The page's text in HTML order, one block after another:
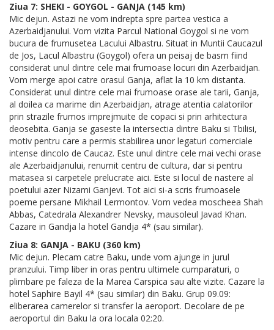
Ziua 7: SHEKI - GOYGOL - GANJA (145 km)
Mic dejun. Astazi ne vom indrepta spre partea vestica a
Azerbaidjanului. Vom vizita Parcul National Goygol si ne vom
bucura de frumusetea Lacului Albastru. Situat in Muntii Caucazul
de Jos, Lacul Albastru (Goygol) ofera un peisaj de basm fiind
considerat unul dintre cele mai frumoase locuri din Azerbaidjan.
Vom merge apoi catre orasul Ganja, aflat la 10 km distanta.
Considerat unul dintre cele mai frumoase orase ale tarii, Ganja,
al doilea ca marime din Azerbaidjan, atrage atentia calatorilor
prin strazile frumos imprejmuite de copaci si prin arhitectura
deosebita. Ganja se gaseste la intersectia dintre Baku si Tbilisi,
motiv pentru care a permis stabilirea unor legaturi comerciale
intense dincolo de Caucaz. Este unul dintre cele mai vechi orase
ale Azerbaidjanului, renumit centru de cultura, dar si pentru
matasea si carpetele prelucrate aici. Este si locul de nastere al
poetului azer Nizami Ganjevi. Tot aici si-a scris frumoasele
poeme persane Mikhail Lermontov. Vom vedea moscheea Shah
Abbas, Catedrala Alexandrer Nevsky, mausoleul Javad Khan.
Cazare in Gandja la hotel Gandja 4* (sau similar).
Ziua 8: GANJA - BAKU (360 km)
Mic dejun. Plecam catre Baku, unde vom ajunge in jurul
pranzului. Timp liber in oras pentru ultimele cumparaturi, o
plimbare pe faleza de la Marea Carspica sau alte vizite. Cazare la
hotel Saphire Bayil 4* (sau similar) din Baku. Grup 09.09:
eliberarea camerelor si transfer la aeroport. Decolare de pe
aeroportul din Baku la ora locala 02:20.